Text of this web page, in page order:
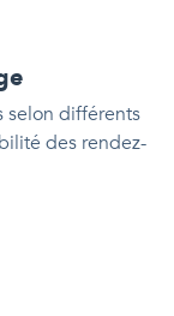
selon différents
des rendez-